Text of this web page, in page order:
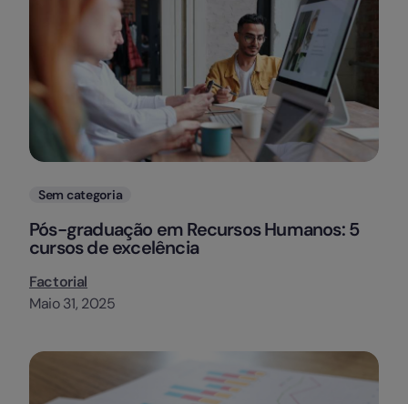
Categorias
Sem categoria
Pós-graduação em Recursos Humanos: 5
cursos de excelência
Factorial
Maio 31, 2025